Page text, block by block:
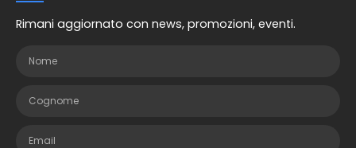
Rimani aggiornato con news, promozioni, eventi.